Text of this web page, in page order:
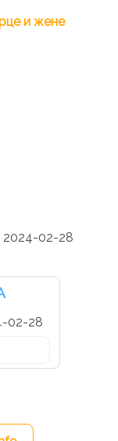
и жене
2024-02-28
02-28